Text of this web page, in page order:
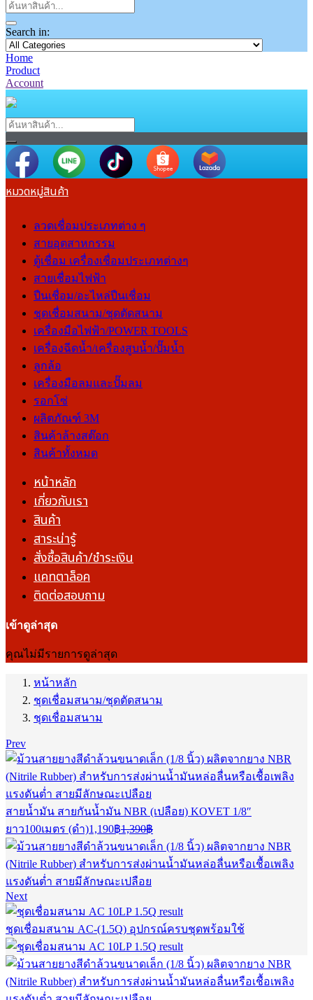
Search in:
Home
Product
Account
หมวดหมู่สินค้า
ลวดเชื่อมประเภทต่าง ๆ
สายอุตสาหกรรม
ตู้เชื่อม เครื่องเชื่อมประเภทต่างๆ
สายเชื่อมไฟฟ้า
ปืนเชื่อม/อะไหล่ปืนเชื่อม
ชุดเชื่อมสนาม/ชุดตัดสนาม
เครื่องมือไฟฟ้า/POWER TOOLS
เครื่องฉีดน้ำ/เครื่องสูบน้ำ/ปั๊มน้ำ
ลูกล้อ
เครื่องมือลมและปั๊มลม
รอกโซ่
ผลิตภัณฑ์ 3M
สินค้าล้างสต๊อก
สินค้าทั้งหมด
หน้าหลัก
เกี่ยวกับเรา
สินค้า
สาระน่ารู้
สั่งซื้อสินค้า/ชำระเงิน
แคทตาล็อค
ติดต่อสอบถาม
เข้าดูล่าสุด
คุณไม่มีรายการดูล่าสุด
หน้าหลัก
ชุดเชื่อมสนาม/ชุดตัดสนาม
ชุดเชื่อมสนาม
Prev
สายน้ำมัน สายกันน้ำมัน NBR (เปลือย) KOVET 1/8″
ยาว100เมตร (ดำ)1,190฿Current
price
is:
1,190฿.
1,390฿
price
was:
1,390฿.
Next
ชุดเชื่อมสนาม AC-(1.5Q) อุปกรณ์ครบชุดพร้อมใช้